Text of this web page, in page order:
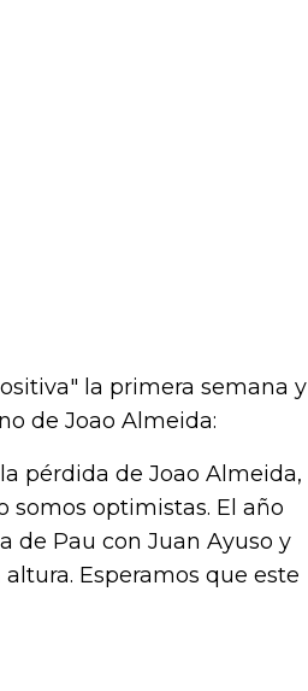
la primera semana y
de Joao Almeida:
pérdida de Joao Almeida,
somos optimistas. El año
de Pau con Juan Ayuso y
Esperamos que este